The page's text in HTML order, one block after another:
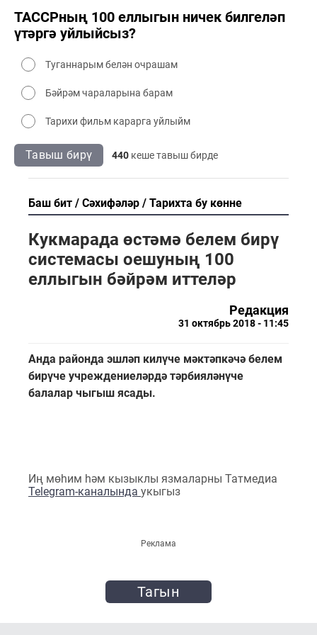
ТАССРның 100 еллыгын ничек билгеләп
үтәргә уйлыйсыз?
Туганнарым белән очрашам
Бәйрәм чараларына барам
Тарихи фильм карарга уйлыйм
Тавыш бирү 440 кеше тавыш бирде
Баш бит Сәхифәләр Тарихта бу көнне
Кукмарада өстәмә белем бирү
системасы оешуның 100
еллыгын бәйрәм иттеләр
Редакция
31 октябрь 2018 - 11:45
Анда районда эшләп килүче мәктәпкәчә белем
бирүче учреждениеләрдә тәрбияләнүче
балалар чыгыш ясады.
Иң мөһим һәм кызыклы язмаларны Татмедиа
Telegram-каналында укыгыз
Реклама
Тагын